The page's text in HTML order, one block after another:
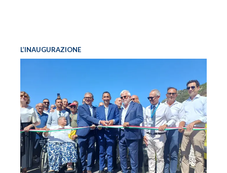
L’INAUGURAZIONE